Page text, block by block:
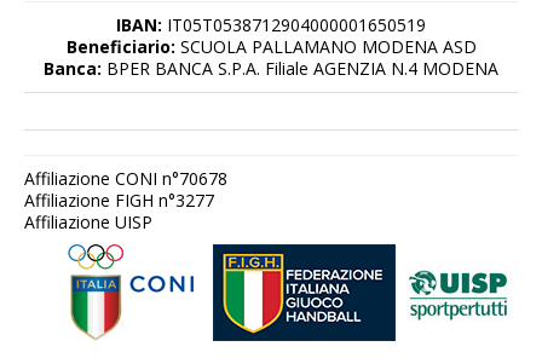
IBAN: IT05T0538712904000001650519
Beneficiario: SCUOLA PALLAMANO MODENA ASD
Banca: BPER BANCA S.P.A. Filiale AGENZIA N.4 MODENA
Affiliazione CONI n°70678
Affiliazione FIGH n°3277
Affiliazione UISP